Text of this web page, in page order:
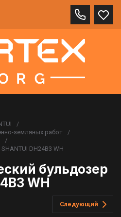
/
земляных работ
/
/
DH24B3 WH
бульдозер
WH
Следующий